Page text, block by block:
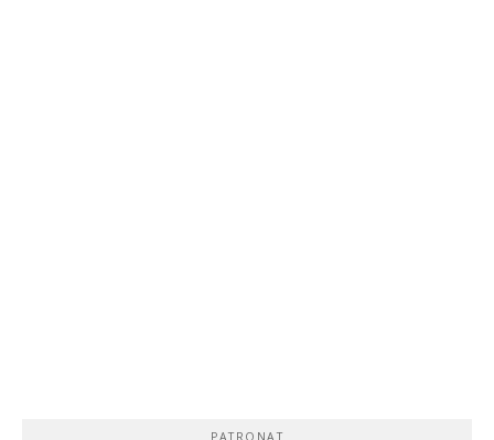
PATRONAT